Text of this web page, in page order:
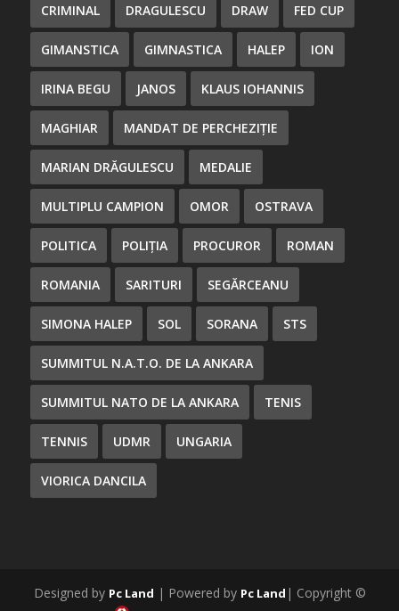
CRIMINAL DRAGULESCU DRAW FED CUP
GIMANSTICA GIMNASTICA HALEP ION
IRINA BEGU JANOS KLAUS IOHANNIS
MAGHIAR MANDAT DE PERCHEZIȚIE
MARIAN DRĂGULESCU MEDALIE
MULTIPLU CAMPION OMOR OSTRAVA
POLITICA POLIȚIA PROCUROR ROMAN
ROMANIA SARITURI SEGĂRCEANU
SIMONA HALEP SOL SORANA STS
SUMMITUL N.A.T.O. DE LA ANKARA
SUMMITUL NATO DE LA ANKARA TENIS
TENNIS UDMR UNGARIA
VIORICA DANCILA
Designed by Pc Land | Powered by Pc Land | Copyright ©